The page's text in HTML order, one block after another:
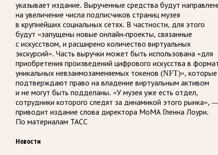
указывает издание. Вырученные средства будут
на увеличение числа подписчиков страниц музея
в крупнейших социальных сетях. В частности, для этого
будут «запущены новые онлайн-проекты, связанные
с искусством, и расширено количество виртуальных
экскурсий». Часть выручки может быть использована «для
приобретения произведений цифрового искусства в
уникальных невзаимозаменяемых токенов (NFT)», которые
подтверждают право на владение виртуальным активом
и не могут быть подделаны. «У музея уже есть отдел,
сотрудники которого следят за динамикой этого рынка»,
приводит издание слова директора МоМА Гленна Лоури.
По материалам ТАСС
Новости